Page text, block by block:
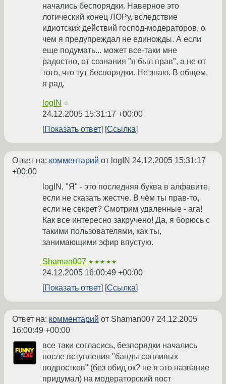
начались беспорядки. Наверное это
логический конец ЛОРу, вследствие
идиотских действий господ-модераторов, о
чем я предупреждал не единожды. А если
еще подумать... может все-таки мне
радостно, от сознания "я был прав", а не от
того, что тут беспорядки. Не знаю. В общем,
я рад.
logIN ☆
24.12.2005 15:31:17 +00:00
Показать ответ
Ссылка
Ответ на: комментарий от logIN 24.12.2005 15:31:17
+00:00
logIN, "Я" - это последняя буква в алфавите,
если не сказать жестче. В чём ты прав-то,
если не секрет? Смотрим удаленные - ага!
Как все интересно закручено! Да, я борюсь с
такими пользователями, как ты,
занимающими эфир впустую.
Shaman007 ★★★★★
24.12.2005 16:00:49 +00:00
Показать ответ
Ссылка
Ответ на: комментарий от Shaman007 24.12.2005
16:00:49 +00:00
все таки согласись, безпорядки начались
после вступления "банды сопливых
подростков" (без обид ок? не я это название
придумал) на модераторский пост